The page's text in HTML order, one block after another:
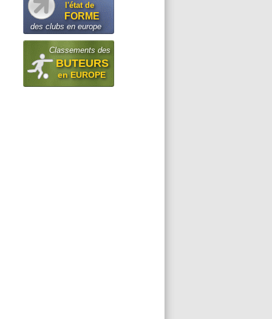
l'état de
FORME
des clubs en europe
Classements des
BUTEURS
en EUROPE